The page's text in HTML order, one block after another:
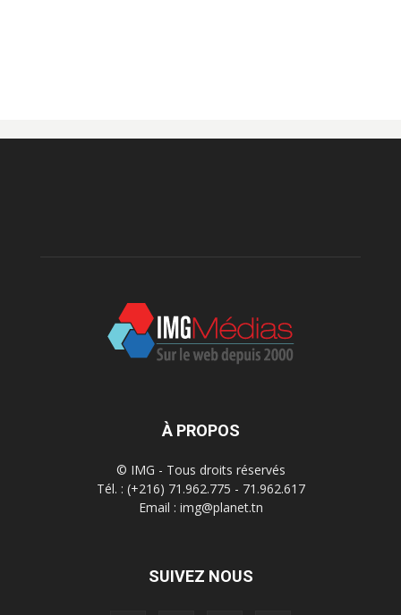
À PROPOS
© IMG - Tous droits réservés
Tél. : (+216) 71.962.775 - 71.962.617
Email : img@planet.tn
SUIVEZ NOUS